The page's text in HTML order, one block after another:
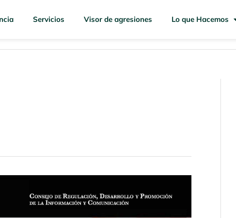
Servicios Visor de agresiones Lo que Hacemos